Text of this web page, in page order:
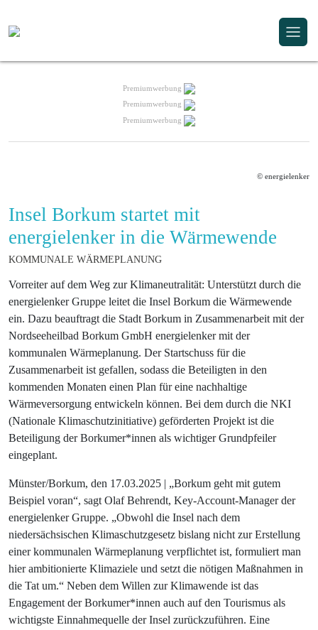
Premiumwerbung
Premiumwerbung
Premiumwerbung
© energielenker
Insel Borkum startet mit
energielenker in die Wärmewende
KOMMUNALE WÄRMEPLANUNG
Vorreiter auf dem Weg zur Klimaneutralität: Unterstützt durch die
energielenker Gruppe leitet die Insel Borkum die Wärmewende
ein. Dazu beauftragt die Stadt Borkum in Zusammenarbeit mit der
Nordseeheilbad Borkum GmbH energielenker mit der
kommunalen Wärmeplanung. Der Startschuss für die
Zusammenarbeit ist gefallen, sodass die Beteiligten in den
kommenden Monaten einen Plan für eine nachhaltige
Wärmeversorgung entwickeln können. Bei dem durch die NKI
(Nationale Klimaschutzinitiative) geförderten Projekt ist die
Beteiligung der Borkumer*innen als wichtiger Grundpfeiler
eingeplant.
Münster/Borkum, den 17.03.2025 | „Borkum geht mit gutem
Beispiel voran“, sagt Olaf Behrendt, Key-Account-Manager der
energielenker Gruppe. „Obwohl die Insel nach dem
niedersächsischen Klimaschutzgesetz bislang nicht zur Erstellung
einer kommunalen Wärmeplanung verpflichtet ist, formuliert man
hier ambitionierte Klimaziele und setzt die nötigen Maßnahmen in
die Tat um.“ Neben dem Willen zur Klimawende ist das
Engagement der Borkumer*innen auch auf den Tourismus als
wichtigste Einnahmequelle der Insel zurückzuführen. Eine